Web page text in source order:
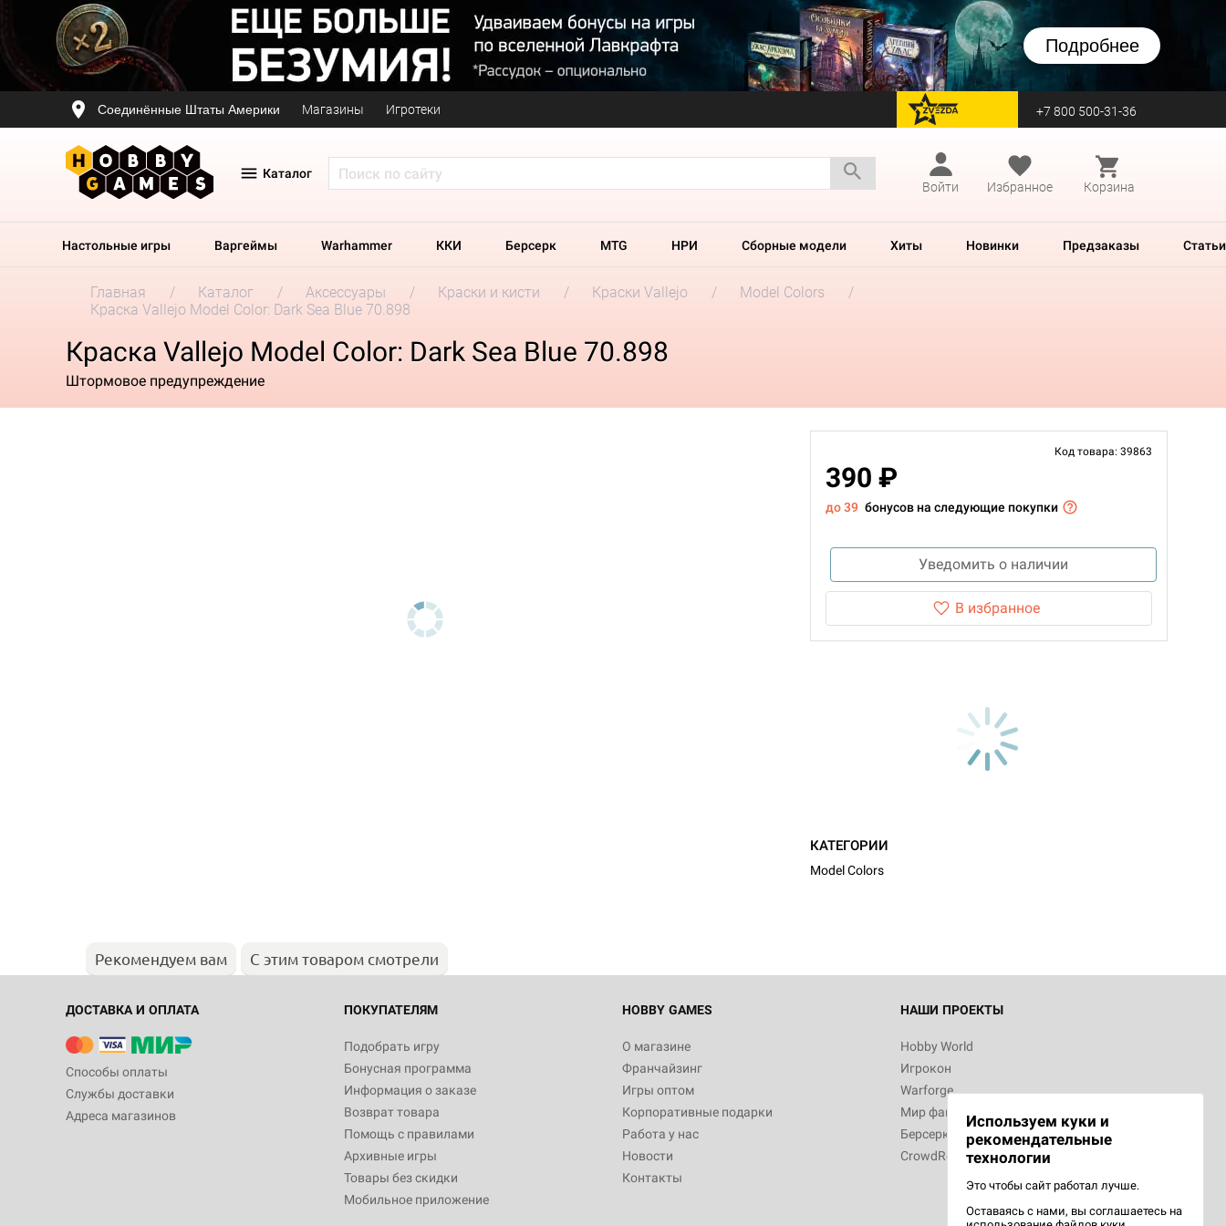
Подробнее
Соединённые Штаты Америки Магазины Игротеки перейти на Zvezda +7 800 500-31-36
Каталог
Войти
Избранное Корзина
Настольные игры Варгеймы Warhammer ККИ Берсерк MTG НРИ Сборные модели Хиты Новинки Предзаказы Статьи
Главная Каталог Аксессуары Краски и кисти Краски Vallejo
Model Colors
Краска Vallejo Model Color: Dark Sea Blue 70.898
Краска Vallejo Model Color: Dark Sea Blue 70.898
Штормовое предупреждение
Код товара: 39863
390 ₽
до 39 бонусов на следующие покупки
Уведомить о наличии
В избранное
КАТЕГОРИИ
Model Colors
Рекомендуем вам С этим товаром смотрели
ДОСТАВКА И ОПЛАТА
Способы оплаты
Службы доставки
Адреса магазинов
ПОКУПАТЕЛЯМ
Подобрать игру
Бонусная программа
Информация о заказе
Возврат товара
Помощь с правилами
Архивные игры
Товары без скидки
Мобильное приложение
HOBBY GAMES
О магазине
Франчайзинг
Игры оптом
Корпоративные подарки
Работа у нас
Новости
Контакты
НАШИ ПРОЕКТЫ
Hobby World
Игрокон
Warforge
Мир фантастики
Берсерк
CrowdRepublic
Используем куки и
рекомендательные
технологии
Это чтобы сайт работал лучше.
Оставаясь с нами, вы соглашаетесь на